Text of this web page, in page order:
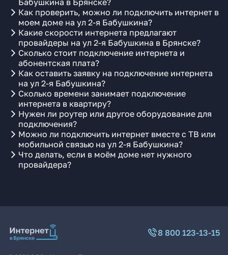
Бабушкина в Брянске?
Как проверить, можно ли подключить интернет в
моем доме на ул 2-я Бабушкина?
Какие скорости интернета предлагают
провайдеры на ул 2-я Бабушкина в Брянске?
Сколько стоит подключение интернета и
абонентская плата?
Как оставить заявку на подключение интернета
на ул 2-я Бабушкина?
Сколько времени занимает подключение
интернета в квартиру?
Нужен ли роутер или другое оборудование для
подключения?
Можно ли подключить интернет вместе с ТВ или
мобильной связью на ул 2-я Бабушкина?
Что делать, если в моём доме нет нужного
провайдера?
8 800 123-13-15